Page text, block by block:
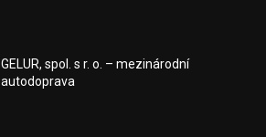
GELUR, spol. s r. o. – mezinárodní
autodoprava